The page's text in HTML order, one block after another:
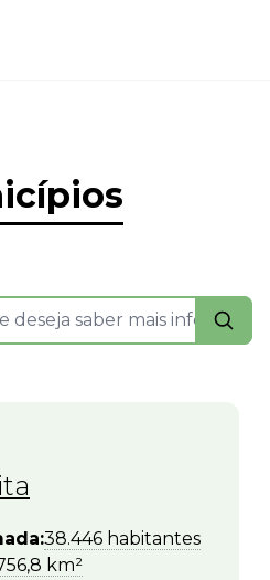
38.446 habitantes
km²